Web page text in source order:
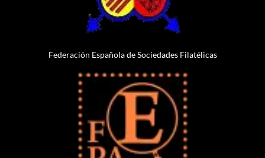
Federación Española de Sociedades Filatélicas